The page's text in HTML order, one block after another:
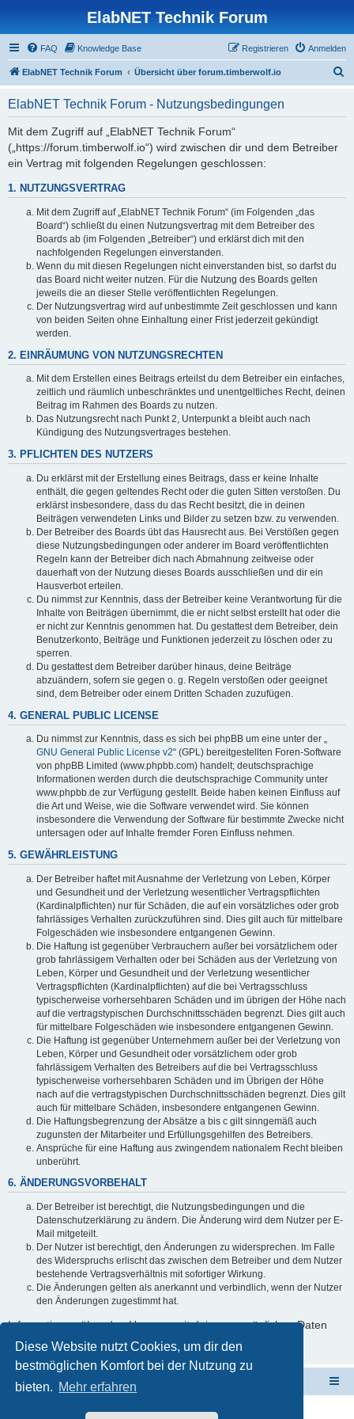
Diese Website nutzt Cookies, um dir den
bestmöglichen Komfort bei der Nutzung zu
bieten. Mehr erfahren
ElabNET Technik Forum
FAQ Knowledge Base Anmelden
Registrieren
ElabNET Technik Forum Übersicht über forum.timberwolf.io
ElabNET Technik Forum - Nutzungsbedingungen
Mit dem Zugriff auf „ElabNET Technik Forum“
(„https://forum.timberwolf.io“) wird zwischen dir und dem Betreiber
ein Vertrag mit folgenden Regelungen geschlossen:
1. NUTZUNGSVERTRAG
Mit dem Zugriff auf „ElabNET Technik Forum“ (im Folgenden „das
Board“) schließt du einen Nutzungsvertrag mit dem Betreiber des
Boards ab (im Folgenden „Betreiber“) und erklärst dich mit den
nachfolgenden Regelungen einverstanden.
Wenn du mit diesen Regelungen nicht einverstanden bist, so darfst du
das Board nicht weiter nutzen. Für die Nutzung des Boards gelten
jeweils die an dieser Stelle veröffentlichten Regelungen.
Der Nutzungsvertrag wird auf unbestimmte Zeit geschlossen und kann
von beiden Seiten ohne Einhaltung einer Frist jederzeit gekündigt
werden.
2. EINRÄUMUNG VON NUTZUNGSRECHTEN
Mit dem Erstellen eines Beitrags erteilst du dem Betreiber ein einfaches,
zeitlich und räumlich unbeschränktes und unentgeltliches Recht, deinen
Beitrag im Rahmen des Boards zu nutzen.
Das Nutzungsrecht nach Punkt 2, Unterpunkt a bleibt auch nach
Kündigung des Nutzungsvertrages bestehen.
3. PFLICHTEN DES NUTZERS
Du erklärst mit der Erstellung eines Beitrags, dass er keine Inhalte
enthält, die gegen geltendes Recht oder die guten Sitten verstoßen. Du
erklärst insbesondere, dass du das Recht besitzt, die in deinen
Beiträgen verwendeten Links und Bilder zu setzen bzw. zu verwenden.
Der Betreiber des Boards übt das Hausrecht aus. Bei Verstößen gegen
diese Nutzungsbedingungen oder anderer im Board veröffentlichten
Regeln kann der Betreiber dich nach Abmahnung zeitweise oder
dauerhaft von der Nutzung dieses Boards ausschließen und dir ein
Hausverbot erteilen.
Du nimmst zur Kenntnis, dass der Betreiber keine Verantwortung für die
Inhalte von Beiträgen übernimmt, die er nicht selbst erstellt hat oder die
er nicht zur Kenntnis genommen hat. Du gestattest dem Betreiber, dein
Benutzerkonto, Beiträge und Funktionen jederzeit zu löschen oder zu
sperren.
Du gestattest dem Betreiber darüber hinaus, deine Beiträge
abzuändern, sofern sie gegen o. g. Regeln verstoßen oder geeignet
sind, dem Betreiber oder einem Dritten Schaden zuzufügen.
4. GENERAL PUBLIC LICENSE
Du nimmst zur Kenntnis, dass es sich bei phpBB um eine unter der „
GNU General Public License v2“ (GPL) bereitgestellten Foren-Software
von phpBB Limited (www.phpbb.com) handelt; deutschsprachige
Informationen werden durch die deutschsprachige Community unter
www.phpbb.de zur Verfügung gestellt. Beide haben keinen Einfluss auf
die Art und Weise, wie die Software verwendet wird. Sie können
insbesondere die Verwendung der Software für bestimmte Zwecke nicht
untersagen oder auf Inhalte fremder Foren Einfluss nehmen.
5. GEWÄHRLEISTUNG
Der Betreiber haftet mit Ausnahme der Verletzung von Leben, Körper
und Gesundheit und der Verletzung wesentlicher Vertragspflichten
(Kardinalpflichten) nur für Schäden, die auf ein vorsätzliches oder grob
fahrlässiges Verhalten zurückzuführen sind. Dies gilt auch für mittelbare
Folgeschäden wie insbesondere entgangenen Gewinn.
Die Haftung ist gegenüber Verbrauchern außer bei vorsätzlichem oder
grob fahrlässigem Verhalten oder bei Schäden aus der Verletzung von
Leben, Körper und Gesundheit und der Verletzung wesentlicher
Vertragspflichten (Kardinalpflichten) auf die bei Vertragsschluss
typischerweise vorhersehbaren Schäden und im übrigen der Höhe nach
auf die vertragstypischen Durchschnittsschäden begrenzt. Dies gilt auch
für mittelbare Folgeschäden wie insbesondere entgangenen Gewinn.
Die Haftung ist gegenüber Unternehmern außer bei der Verletzung von
Leben, Körper und Gesundheit oder vorsätzlichem oder grob
fahrlässigem Verhalten des Betreibers auf die bei Vertragsschluss
typischerweise vorhersehbaren Schäden und im Übrigen der Höhe
nach auf die vertragstypischen Durchschnittsschäden begrenzt. Dies gilt
auch für mittelbare Schäden, insbesondere entgangenen Gewinn.
Die Haftungsbegrenzung der Absätze a bis c gilt sinngemäß auch
zugunsten der Mitarbeiter und Erfüllungsgehilfen des Betreibers.
Ansprüche für eine Haftung aus zwingendem nationalem Recht bleiben
unberührt.
6. ÄNDERUNGSVORBEHALT
Der Betreiber ist berechtigt, die Nutzungsbedingungen und die
Datenschutzerklärung zu ändern. Die Änderung wird dem Nutzer per E-
Mail mitgeteilt.
Der Nutzer ist berechtigt, den Änderungen zu widersprechen. Im Falle
des Widerspruchs erlischt das zwischen dem Betreiber und dem Nutzer
bestehende Vertragsverhältnis mit sofortiger Wirkung.
Die Änderungen gelten als anerkannt und verbindlich, wenn der Nutzer
den Änderungen zugestimmt hat.
Informationen über den Umgang mit deinen persönlichen Daten
sind in der Datenschutzerklärung enthalten.
ElabNET Technik Forum